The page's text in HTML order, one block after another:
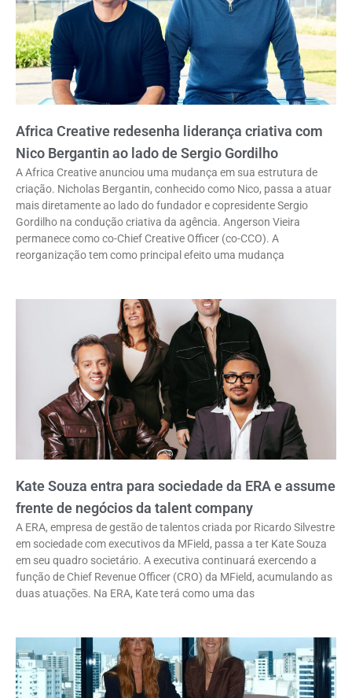
Africa Creative redesenha liderança criativa com
Nico Bergantin ao lado de Sergio Gordilho
A Africa Creative anunciou uma mudança em sua estrutura de
criação. Nicholas Bergantin, conhecido como Nico, passa a atuar
mais diretamente ao lado do fundador e copresidente Sergio
Gordilho na condução criativa da agência. Angerson Vieira
permanece como co-Chief Creative Officer (co-CCO). A
reorganização tem como principal efeito uma mudança
Kate Souza entra para sociedade da ERA e assume
frente de negócios da talent company
A ERA, empresa de gestão de talentos criada por Ricardo Silvestre
em sociedade com executivos da MField, passa a ter Kate Souza
em seu quadro societário. A executiva continuará exercendo a
função de Chief Revenue Officer (CRO) da MField, acumulando as
duas atuações. Na ERA, Kate terá como uma das